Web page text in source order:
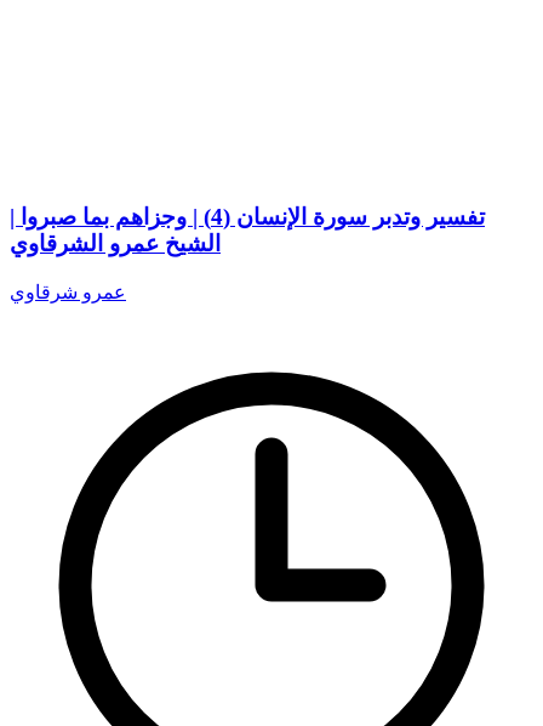
تفسير وتدبر سورة الإنسان (4) | وجزاهم بما صبروا |
الشيخ عمرو الشرقاوي
عمرو شرقاوي